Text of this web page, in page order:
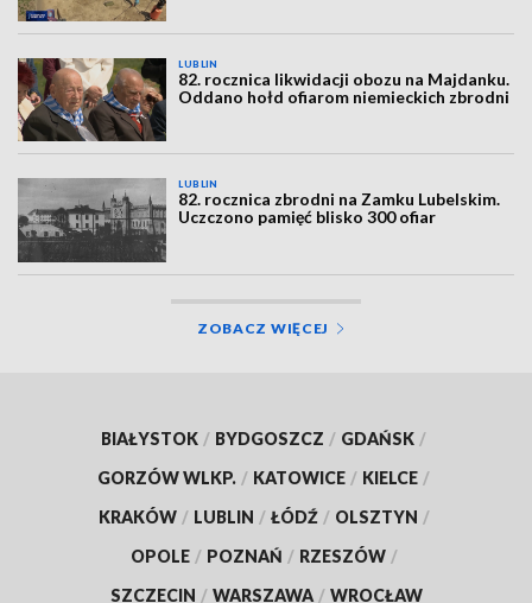
LUBLIN
82. rocznica likwidacji obozu na Majdanku.
Oddano hołd ofiarom niemieckich zbrodni
LUBLIN
82. rocznica zbrodni na Zamku Lubelskim.
Uczczono pamięć blisko 300 ofiar
ZOBACZ WIĘCEJ
BIAŁYSTOK / BYDGOSZCZ / GDAŃSK /
GORZÓW WLKP. / KATOWICE / KIELCE /
KRAKÓW / LUBLIN / ŁÓDŹ / OLSZTYN /
OPOLE / POZNAŃ / RZESZÓW /
SZCZECIN / WARSZAWA / WROCŁAW